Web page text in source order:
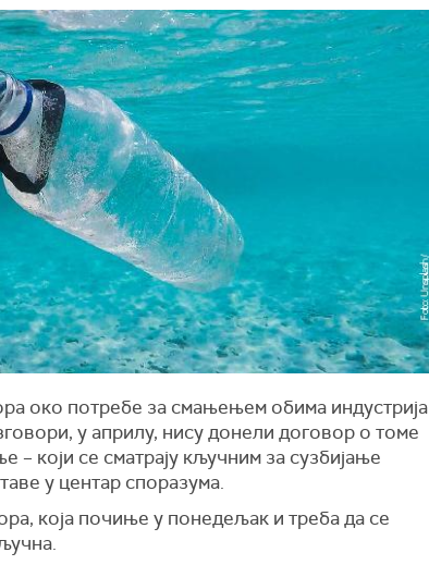
око потребе за смањењем обима индустрија
у априлу, нисудонели договор о томе
који се сматрају кључним за сузбијање
у центар споразума.
која почиње у понедељак и треба да се